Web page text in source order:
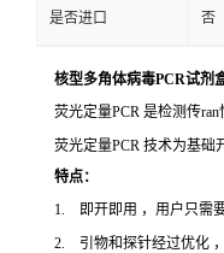
是否进口 否
核型多角体病毒PCR试剂
荧光定量PCR 是检测传
荧光定量PCR 技术为基础
特点：
1. 即开即用 ，用户只需
2. 引物和探针经过优化 ，